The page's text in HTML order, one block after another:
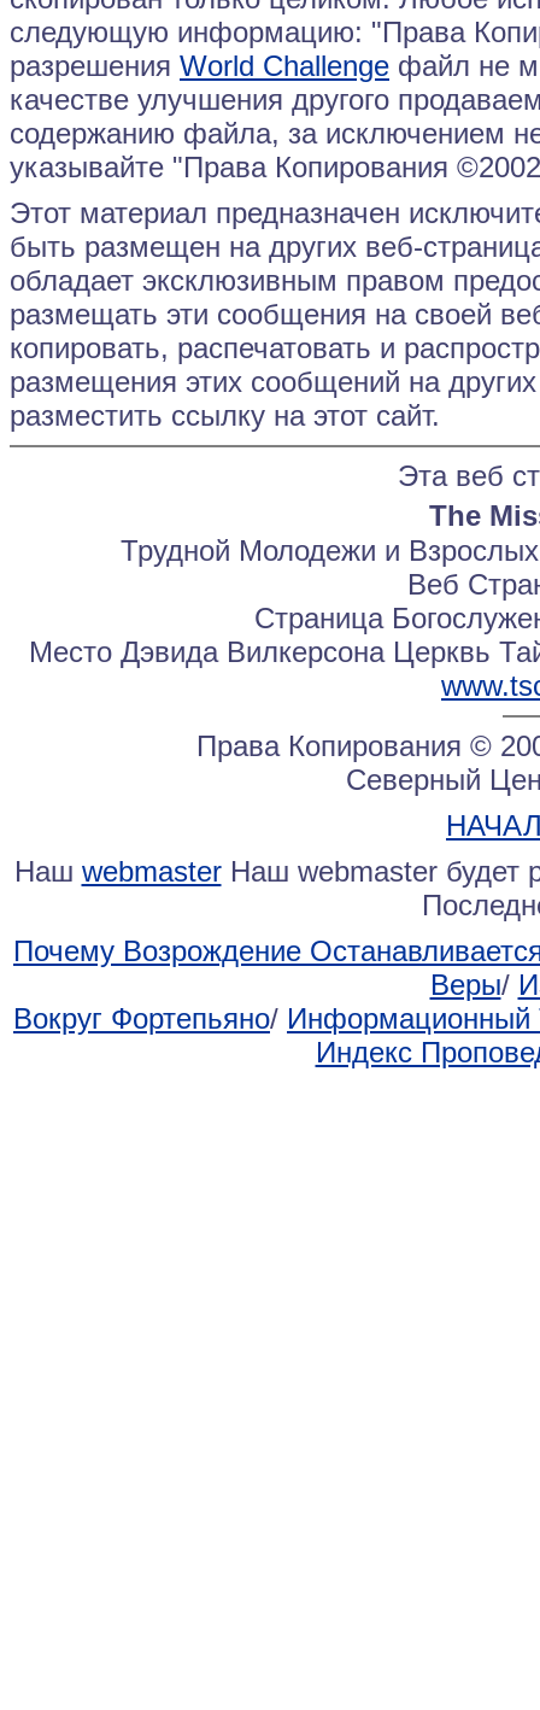
следующую информацию: "Права
разрешения World Challenge файл не
качестве улучшения другого
содержанию файла, за исключением
указывайте "Права Копирования
Этот материал предназначен
быть размещен на других веб-
обладает эксклюзивным правом
размещать эти сообщения на своей
копировать, распечатовать и
размещения этих сообщений на
разместить ссылку на этот сайт.
Эта веб
The
Трудной Молодежи и
Веб
Страница
Место Дэвида Вилкерсона Церквь
Права Копирования ©
Северный
Наш webmasterНаш webmaster будет
Почему Возрождение
Веры/
Вокруг Фортепьяно/ Информационный
Индекс